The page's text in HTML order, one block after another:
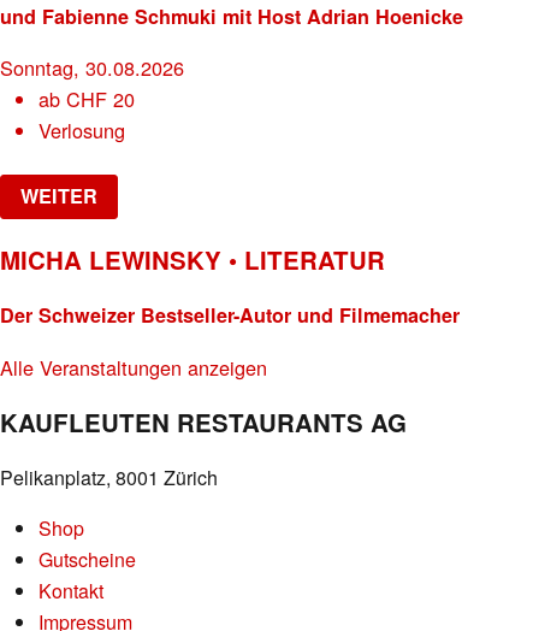
und Fabienne Schmuki mit Host Adrian Hoenicke
Sonntag, 30.08.2026
abCHF 20
Verlosung
WEITER
MICHA LEWINSKY • LITERATUR
Der Schweizer Bestseller-Autor und Filmemacher
Alle Veranstaltungen anzeigen
KAUFLEUTEN RESTAURANTS AG
Pelikanplatz, 8001 Zürich
Shop
Gutscheine
Kontakt
Impressum